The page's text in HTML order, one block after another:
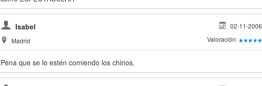
Isabel
Madrid
02-11-2006
Valoración:
Pena que se lo estén comiendo los chinos.